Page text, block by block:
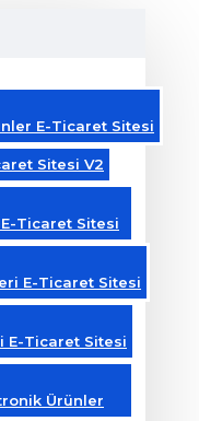
E-Ticaret Sitesi
Sitesi V2
Ticaret Sitesi
E-Ticaret Sitesi
E-Ticaret Sitesi
Ürünler